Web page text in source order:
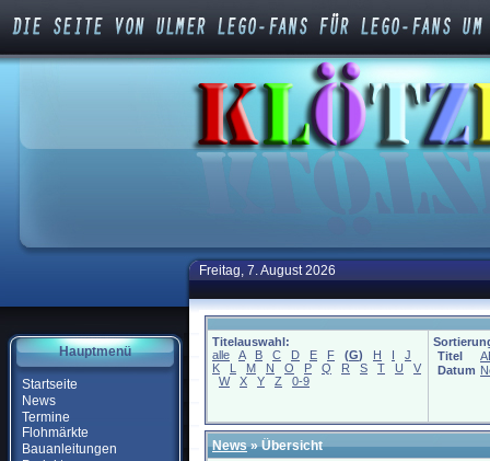
Hauptmenü
Startseite
News
Termine
Flohmärkte
Bauanleitungen
Freitag, 7. August 2026
Titelauswahl:
alle
A B C D E F (G) H I
J
K
L M N O P Q R S T U
V
W
X Y Z 0-9
Titel
Datum
News» Übersicht